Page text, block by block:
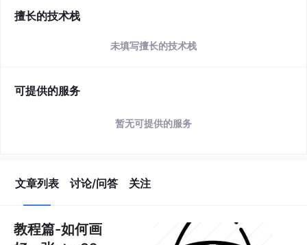
擅长的技术栈
未填写擅长的技术栈
可提供的服务
暂无可提供的服务
文章列表 讨论/问答 关注
教程篇-如何画